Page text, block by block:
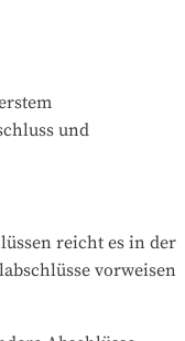
und
reicht es in der
vorweisen